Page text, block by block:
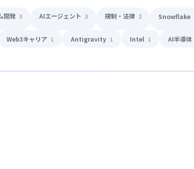
開発 3 AIエージェント 3 規制・法律 2 Snowflake
Web3キャリア 1 Antigravity 1 Intel 1 AI半導体